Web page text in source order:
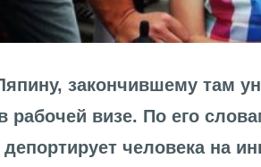
закончившему там
рабочей визе. По его
человека на